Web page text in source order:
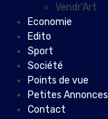
Vendr’Art
Economie
Edito
Sport
Société
Points de vue
Petites Annonces
Contact